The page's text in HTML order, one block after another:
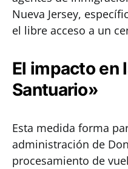
Nueva Jersey,
el libre acceso a un
El impacto en
Santuario»
Esta medida forma
administración de
procesamiento de